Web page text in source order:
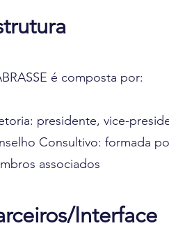
é composta por:
presidente, vice-
Consultivo: formada
associados
Interface